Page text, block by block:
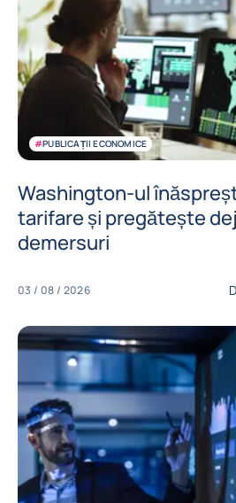
#PUBLICAȚII ECONOMICE
Washington-ul
tarifare și pregătește
demersuri
03 / 08 / 2026